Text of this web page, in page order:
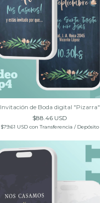
Invitación de Boda digital "Pizarra"
$88.46 USD
$79.61 USD con Transferencia / Depósito